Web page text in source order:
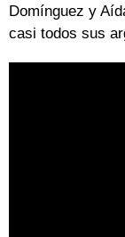
Domínguez y
casi todos sus